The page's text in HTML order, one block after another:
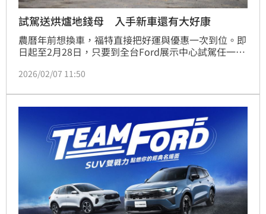
試駕送烘爐地錢母 入手新車還有大好康
農曆年前想換車，福特直接把好運與優惠一次到位。即
日起至2月28日，只要到全台Ford展示中心試駕任一車
金墜飾；同時「TEAM FORD SUV 雙戰力」活動也同步
驗之旅，賞車不只看車，還多了點儀式感。
2026/02/07 11:50